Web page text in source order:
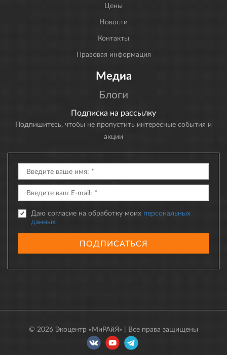
Цены
Новости
Контакты
Правовая информация
Медиа
Блоги
Подписка на рассылку
Подпишитесь, чтобы не пропустить интересные события и
акции
Даю согласие на обработку моих персональных
данных
ПОДПИСАТЬСЯ
© 2026 Экоцентр «МиРАйЯ» | Все права защищены